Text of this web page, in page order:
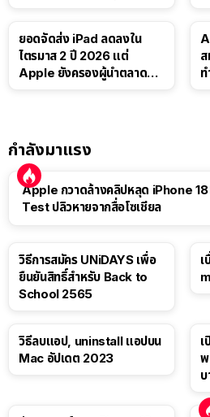
ยอดจัดส่ง iPad ลดลงใน
ไตรมาส 2 ปี 2026 แต่
Apple ยังครองผู้นำตลาด
กำลังมาแรง
Apple กวาดล้างคลิปหลุด iPhone
Test ปลิวหายจากสื่อโซเชียล
วิธีการสมัคร UNiDAYS เพื่อ
ยืนยันสิทธิ์สำหรับ Back to
School 2565
เ
วิธีลบแอป, uninstall แอปบน
Mac อัปเดต 2023
พ